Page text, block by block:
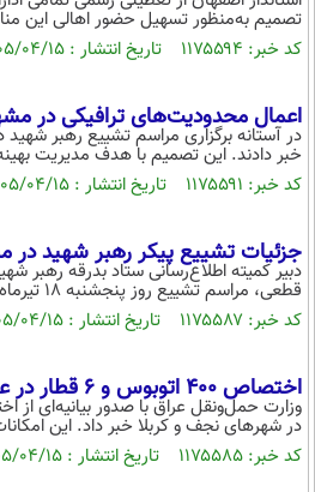
تصمیم به‌منظور تسهیل حضور اهالی این
کد خبر: ۱۱۷۵۵۹۴ تاریخ انتشار : ۱۴۰۵/۰۴/۱۵
اعمال محدودیت‌های ترافیکی در
در آستانه برگزاری مراسم تشییع رهبر
خبر دادند. این تصمیم با هدف مدیریت
کد خبر: ۱۱۷۵۵۹۱ تاریخ انتشار : ۱۴۰۵/۰۴/۱۵
جزئیات تشییع پیکر رهبر شهید در
دبیر کمیته اطلاع‌رسانی ستاد بدرقه رهبر
قطعی، مراسم تشییع روز پنجشنبه ۱۸ تیرماه در مسیرهای منتهی به حرم مطهر رضوی برگزار می‌شود.
کد خبر: ۱۱۷۵۵۸۷ تاریخ انتشار : ۱۴۰۵/۰۴/۱۵
اختصاص ۴۰۰ اتوبوس و ۶ قطار در عراق برای مراسم تشییع
در شهرهای نجف و کربلا خبر داد. این
کد خبر: ۱۱۷۵۵۸۵ تاریخ انتشار : ۱۴۰۵/۰۴/۱۵